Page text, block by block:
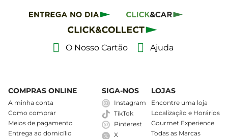
O Nosso Cartão Ajuda
COMPRAS ONLINE
A minha conta
Como comprar
Meios de pagamento
Entrega ao domicílio
SIGA-NOS
Instagram
TikTok
Pinterest
X
LOJAS
Encontre uma loja
Localização e Horários
Gourmet Experience
Todas as Marcas